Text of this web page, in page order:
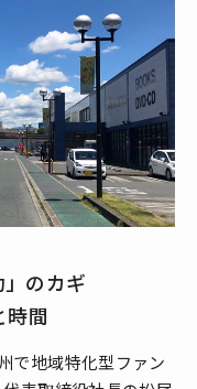
のカギ
時間
で地域特化型ファン